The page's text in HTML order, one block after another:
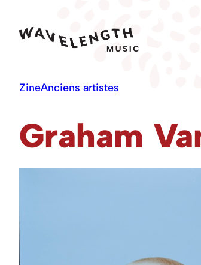
content
ZineAnciens artistes
Graham